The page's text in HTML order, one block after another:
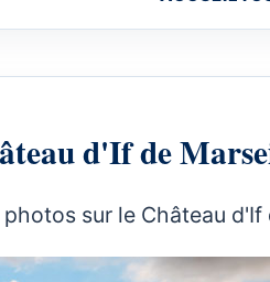
d'If de
sur le Château d'If